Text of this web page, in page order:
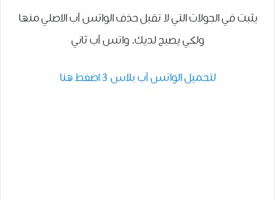
يثبت في الجولات التي لا تقبل حذف الواتس آب الاصلي منها
ولكي يصبح لديك. واتس آب ثاني
لتحميل الواتس آب بلاس 3 اضغط هنا